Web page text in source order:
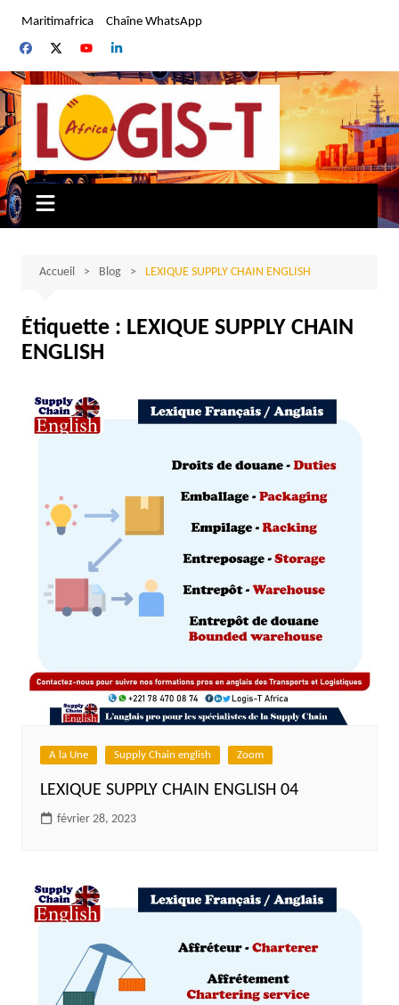
contenu
Maritimafrica Chaîne WhatsApp
Accueil Blog LEXIQUE SUPPLY CHAIN ENGLISH
Étiquette : LEXIQUE SUPPLY CHAIN
ENGLISH
A la Une Supply Chain english Zoom
LEXIQUE SUPPLY CHAIN ENGLISH 04
février 28, 2023